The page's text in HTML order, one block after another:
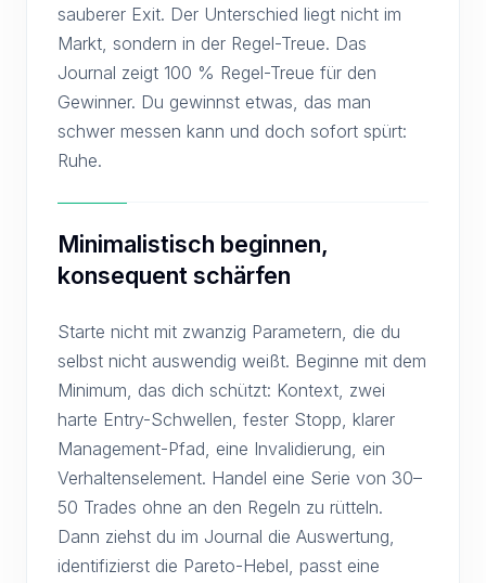
sauberer Exit. Der Unterschied liegt nicht im
Markt, sondern in der Regel-Treue. Das
Journal zeigt 100 % Regel-Treue für den
Gewinner. Du gewinnst etwas, das man
schwer messen kann und doch sofort spürt:
Ruhe.
Minimalistisch beginnen,
konsequent schärfen
Starte nicht mit zwanzig Parametern, die du
selbst nicht auswendig weißt. Beginne mit dem
Minimum, das dich schützt: Kontext, zwei
harte Entry-Schwellen, fester Stopp, klarer
Management-Pfad, eine Invalidierung, ein
Verhaltenselement. Handel eine Serie von 30–
50 Trades ohne an den Regeln zu rütteln.
Dann ziehst du im Journal die Auswertung,
identifizierst die Pareto-Hebel, passt eine